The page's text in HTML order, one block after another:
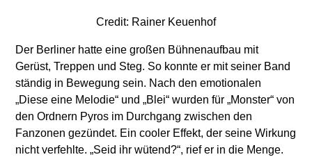
Credit: Rainer Keuenhof
Der Berliner hatte eine großen Bühnenaufbau mit
Gerüst, Treppen und Steg. So konnte er mit seiner Band
ständig in Bewegung sein. Nach den emotionalen
„Diese eine Melodie“ und „Blei“ wurden für „Monster“ von
den Ordnern Pyros im Durchgang zwischen den
Fanzonen gezündet. Ein cooler Effekt, der seine Wirkung
nicht verfehlte. „Seid ihr wütend?“, rief er in die Menge.